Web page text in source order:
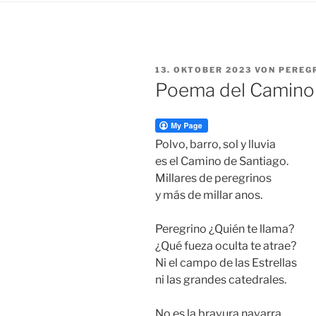
VERÖFFENTLICHT
AM
13. OKTOBER 2023 VON
Poema del
Polvo, barro, sol y lluvia
es el Camino de Santiago.
Millares de peregrinos
y más de millar anos.
Peregrino ¿Quién te llama?
¿Qué fueza oculta te atrae?
Ni el campo de las Estrellas
ni las grandes catedrales.